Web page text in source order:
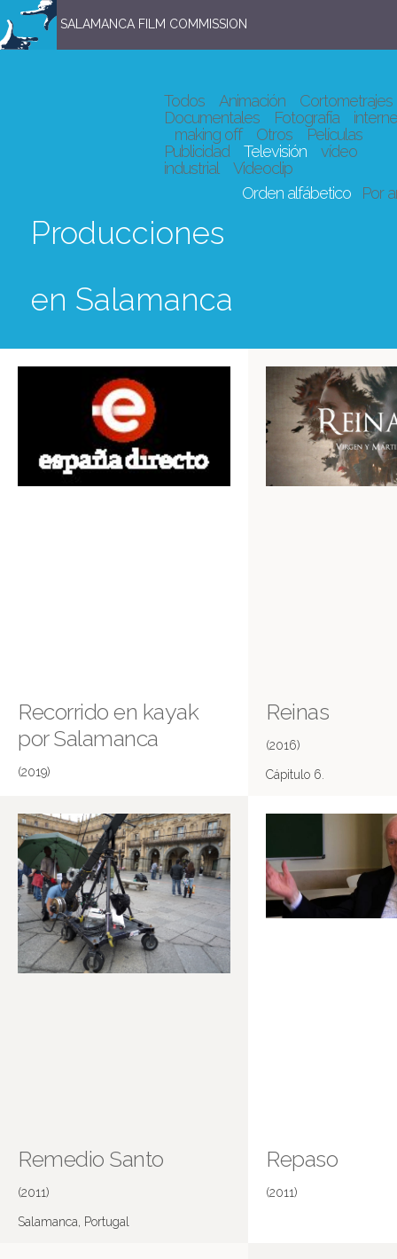
SALAMANCA FILM COMMISSION
Todos Animación
Cortometrajes
Documentales
Fotografía
making off
Otros
Películas
Publicidad
Televisión
vídeo
industrial
Videoclip
Orden alfábetico
Por
Producciones
en Salamanca
Recorrido en kayak
por Salamanca
(2019)
Reinas
(2016)
Cápitulo 6.
Remedio Santo
(2011)
Salamanca, Portugal
Repaso
(2011)